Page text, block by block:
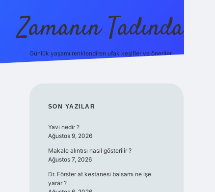
Zamanın Tadında
Günlük yaşamı renklendiren ufak keşifler ve öneriler.
SIDEBAR
SON YAZILAR
Yavı nedir ?
Ağustos 9, 2026
Makale alıntısı nasıl gösterilir ?
Ağustos 7, 2026
Dr. Förster at kestanesi balsamı ne işe
yarar ?